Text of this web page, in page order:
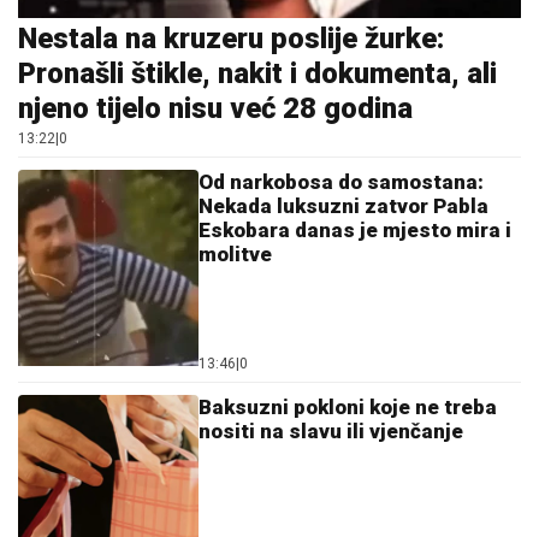
Nestala na kruzeru poslije žurke:
Pronašli štikle, nakit i dokumenta, ali
njeno tijelo nisu već 28 godina
13:22|0
Od narkobosa do samostana:
Nekada luksuzni zatvor Pabla
Eskobara danas je mjesto mira i
molitve
13:46|0
Baksuzni pokloni koje ne treba
nositi na slavu ili vjenčanje